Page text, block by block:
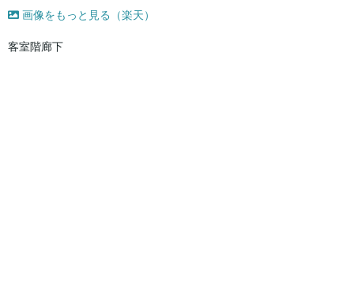
画像をもっと見る（楽天）
客室階廊下